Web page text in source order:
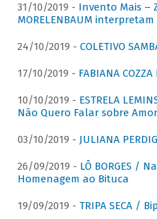
31/10/2019 - Invento Mais –
MORELENBAUM
24/10/2019 - COLETIVO
17/10/2019 - FABIANA COZZA
10/10/2019 - ESTRELA
Não Quero Falar sobre Amor
03/10/2019 - JULIANA
26/09/2019 - LÔ BORGES /
Homenagem ao Bituca
19/09/2019 - TRIPA SECA /